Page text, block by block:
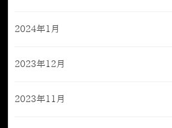
2024年1月
2023年12月
2023年11月